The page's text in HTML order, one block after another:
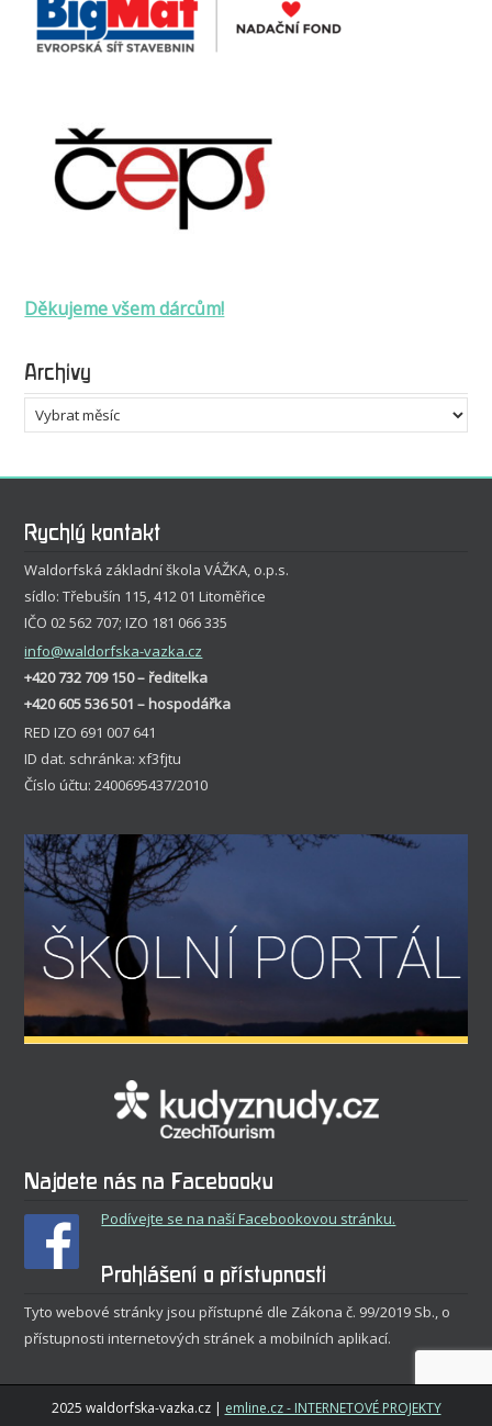
Děkujeme všem dárcům!
Archivy
Archivy
Rychlý kontakt
Waldorfská základní škola VÁŽKA, o.p.s.
sídlo: Třebušín 115, 412 01 Litoměřice
IČO 02 562 707; IZO 181 066 335
info@waldorfska-vazka.cz
+420 732 709 150 – ředitelka
+420 605 536 501 – hospodářka
RED IZO 691 007 641
ID dat. schránka: xf3fjtu
Číslo účtu: 2400695437/2010
Najdete nás na Facebooku
Podívejte se na naší Facebookovou stránku.
Prohlášení o přístupnosti
Tyto webové stránky jsou přístupné dle Zákona č. 99/2019 Sb., o
přístupnosti internetových stránek a mobilních aplikací.
2025 waldorfska-vazka.cz | emline.cz - INTERNETOVÉ PROJEKTY